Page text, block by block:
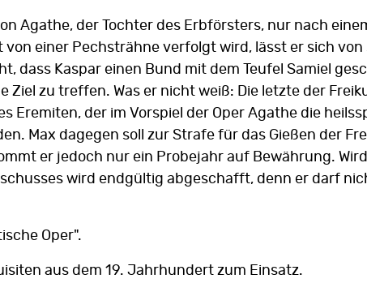
Agathe, der Tochter des Erbförsters, nur nach
einer Pechsträhne verfolgt wird, lässt er sich von
dass Kaspar einen Bund mit dem Teufel Samiel
Ziel zu treffen. Was er nicht weiß: Die letzte der
Eremiten, der im Vorspiel der Oper Agathe die
Max dagegen soll zur Strafe für das Gießen der
er jedoch nur ein Probejahr auf Bewährung.
wird endgültig abgeschafft, denn er darf
Oper".
aus dem 19. Jahrhundert zum Einsatz.